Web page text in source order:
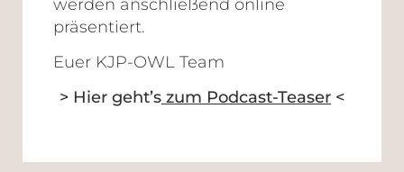
werden anschließend online
präsentiert.
Euer KJP-OWL Team
> Hier geht’s zum Podcast-Teaser <